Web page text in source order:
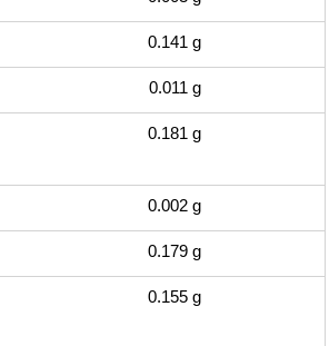
0.141 g
0.011 g
0.181 g
0.002 g
0.179 g
0.155 g